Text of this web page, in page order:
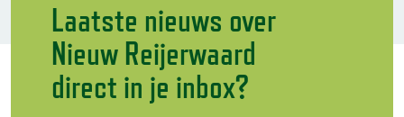
Laatste nieuws over
Nieuw Reijerwaard
direct in je inbox?